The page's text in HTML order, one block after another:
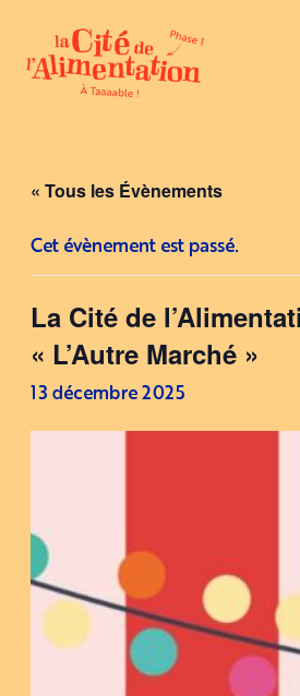
« Tous les Évènements
Cet évènement est passé.
La Cité de
« L’Autre Marché »
13 décembre 2025